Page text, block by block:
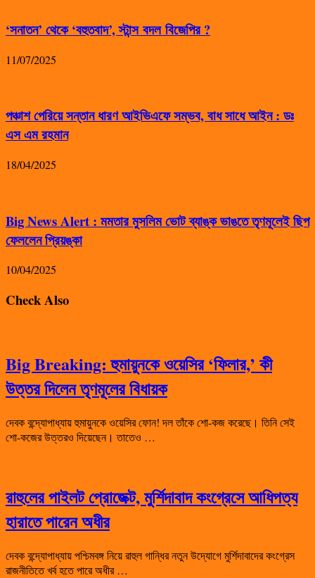
‘সনাতন’ থেকে ‘বহুতবাদ’, স্টান্স বদল বিজেপির ?
11/07/2025
পঞ্চাশ পেরিয়ে সন্তান ধারণ আইভিএফে সম্ভব, বাধ সাধে আইন : ডঃ
এস এম রহমান
18/04/2025
Big News Alert : মমতার মুসলিম ভোট ব্যাঙ্ক ভাঙতে তৃণমূলেই ছিপ
ফেললেন প্রিয়ঙ্কা
10/04/2025
Check Also
Big Breaking: হুমায়ুনকে ওয়েসির ‘ফিলার,’ কী
উত্তর দিলেন তৃণমূলের বিধায়ক
দেবক বন্দ্যোপাধ্যায় হুমায়ুনকে ওয়েসির ফোন! দল তাঁকে শো-কজ করেছে। তিনি সেই
শো-কজের উত্তরও দিয়েছেন। তাতেও …
রাহুলের পাইলট প্রোজেক্ট, মুর্শিদাবাদ কংগ্রেসে আধিপত্য
হারাতে পারেন অধীর
দেবক বন্দ্যোপাধ্যায় পশ্চিমবঙ্গ নিয়ে রাহুল গান্ধির নতুন উদ্যোগে মুর্শিদাবাদের কংগ্রেস
রাজনীতিতে খর্ব হতে পারে অধীর …